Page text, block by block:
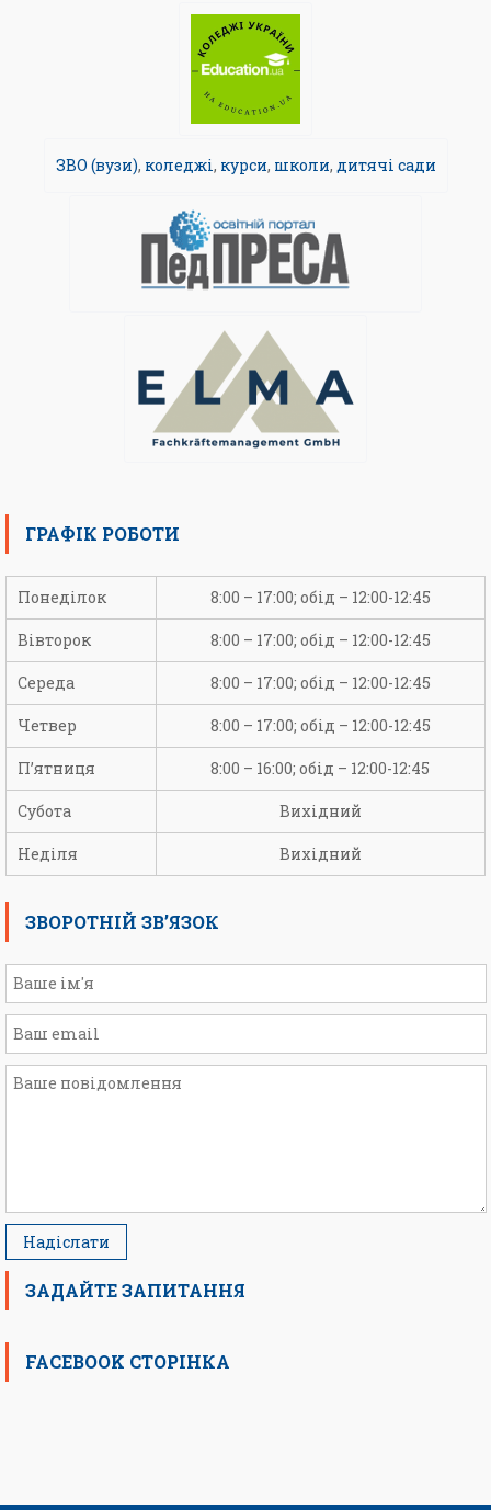
ЗВО (вузи), коледжі, курси, школи, дитячі сади
ГРАФІК РОБОТИ
Понеділок 8:00 – 17:00; обід – 12:00-12:45
Вівторок 8:00 – 17:00; обід – 12:00-12:45
Середа 8:00 – 17:00; обід – 12:00-12:45
Четвер 8:00 – 17:00; обід – 12:00-12:45
П’ятниця 8:00 – 16:00; обід – 12:00-12:45
Субота Вихідний
Неділя Вихідний
ЗВОРОТНІЙ ЗВ’ЯЗОК
ЗАДАЙТЕ ЗАПИТАННЯ
FACEBOOK СТОРІНКА